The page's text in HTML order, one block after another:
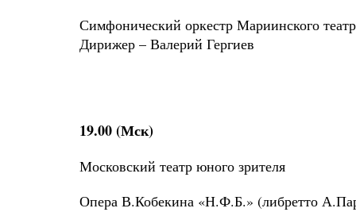
Симфонический оркестр Мариинского
Дирижер – Валерий Гергиев
19.00 (Мск)
Московский театр юного зрителя
Опера В.Кобекина «Н.Ф.Б.» (либретто